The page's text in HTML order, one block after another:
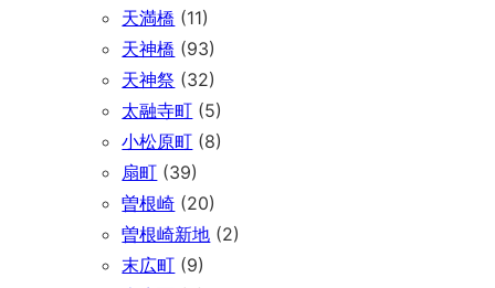
天満橋 (11)
天神橋 (93)
天神祭 (32)
太融寺町 (5)
小松原町 (8)
扇町 (39)
曽根崎 (20)
曽根崎新地 (2)
末広町 (9)